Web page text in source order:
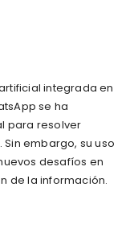
integrada en
se ha
para resolver
embargo, su uso
desafíos en
de la información.